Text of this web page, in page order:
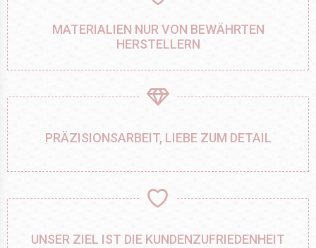
MATERIALIEN NUR VON BEWÄHRTEN
HERSTELLERN
PRÄZISIONSARBEIT, LIEBE ZUM DETAIL
UNSER ZIEL IST DIE KUNDENZUFRIEDENHEIT